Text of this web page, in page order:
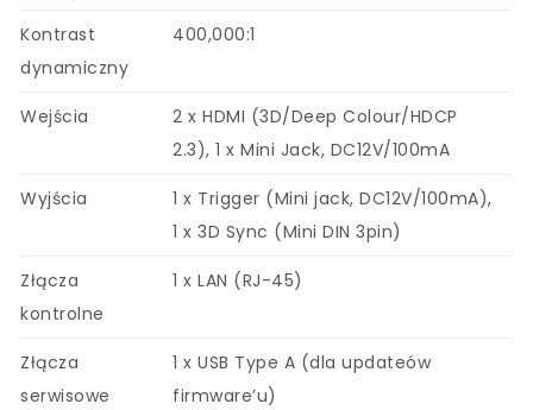
Kontrast
dynamiczny
400,000:1
Wejścia
2 x HDMI (3D/Deep Colour/HDCP
2.3), 1 x Mini Jack, DC12V/100mA
Wyjścia
1 x Trigger (Mini jack, DC12V/100mA),
1 x 3D Sync (Mini DIN 3pin)
Złącza
kontrolne
1 x LAN (RJ-45)
Złącza
serwisowe
1 x USB Type A (dla updateów
firmware’u)